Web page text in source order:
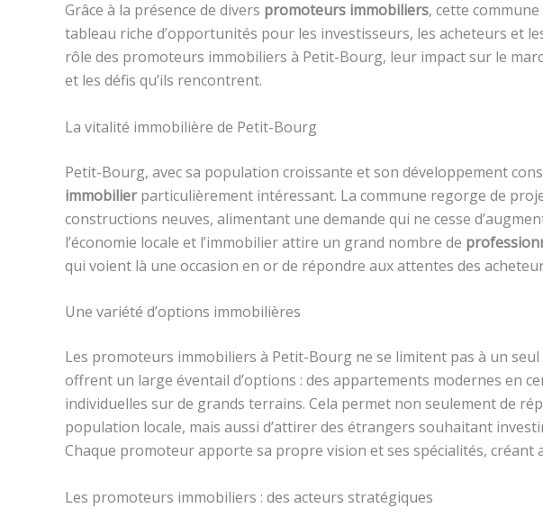
Grâce à la présence de divers promoteurs immobiliers, cette
tableau riche d’opportunités pour les investisseurs, les acheteurs et
rôle des promoteurs immobiliers à Petit-Bourg, leur impact sur le
et les défis qu’ils rencontrent.
La vitalité immobilière de Petit-Bourg
Petit-Bourg, avec sa population croissante et son développement
immobilierparticulièrement intéressant. La commune regorge de
constructions neuves, alimentant une demande qui ne cesse
l’économie locale et l’immobilier attire un grand nombre de
qui voient là une occasion en or de répondre aux attentes des
Une variété d’options immobilières
Les promoteurs immobiliers à Petit-Bourg ne se limitent pas à un
offrent un large éventail d’options : des appartements modernes en
individuelles sur de grands terrains. Cela permet non seulement de
population locale, mais aussi d’attirer des étrangers souhaitant
Chaque promoteur apporte sa propre vision et ses spécialités, créant
Les promoteurs immobiliers : des acteurs stratégiques